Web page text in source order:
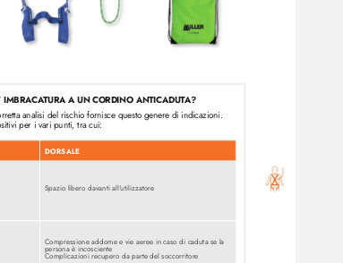
DORSALE
Spazio libero davanti all'utilizzatore
Compressione addome e vie aeree in caso di caduta se la
persona è incosciente
Complicazioni recupero da parte del soccorritore
IMBRACATURA A UN CORDINO ANTICADUTA?
analisi del rischio fornisce questo genere di indicazioni.
per i vari punti, tra cui: